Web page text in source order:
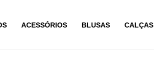
ACESSÓRIOS BLUSAS CALÇAS